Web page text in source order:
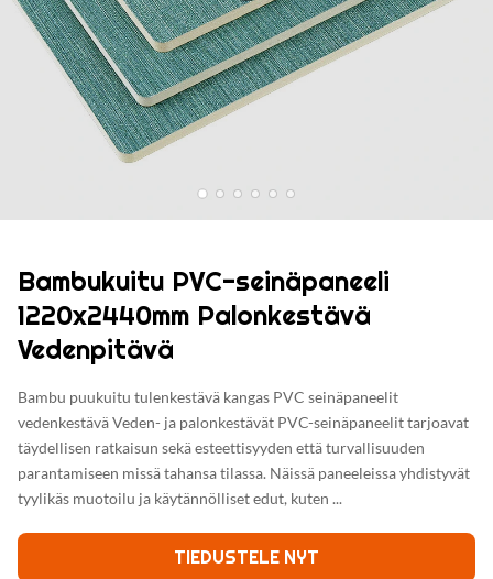
Bambukuitu PVC-seinäpaneeli
1220x2440mm Palonkestävä
Vedenpitävä
Bambu puukuitu tulenkestävä kangas PVC seinäpaneelit
vedenkestävä Veden- ja palonkestävät PVC-seinäpaneelit tarjoavat
täydellisen ratkaisun sekä esteettisyyden että turvallisuuden
parantamiseen missä tahansa tilassa. Näissä paneeleissa yhdistyvät
tyylikäs muotoilu ja käytännölliset edut, kuten ...
TIEDUSTELE NYT